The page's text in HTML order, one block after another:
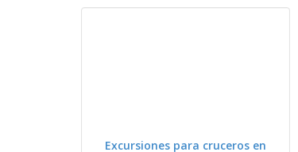
VER
Excursiones para cruceros en